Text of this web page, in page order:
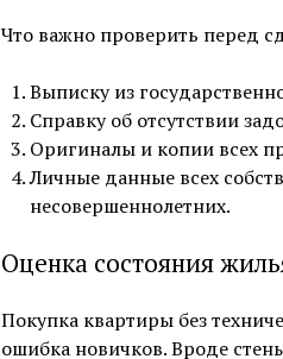
Что важно проверить перед
Выписку из
Справку об отсутствии
Оригиналы и копии всех
Личные данные всех
несовершеннолетних.
Оценка состояния
Покупка квартиры без
ошибка новичков. Вроде